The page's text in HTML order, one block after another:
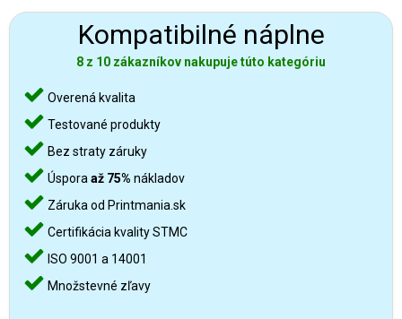
Kompatibilné náplne
8 z 10 zákazníkov nakupuje túto kategóriu
Overená kvalita
Testované produkty
Bez straty záruky
Úspora až 75% nákladov
Záruka od Printmania.sk
Certifikácia kvality STMC
ISO 9001 a 14001
Množstevné zľavy